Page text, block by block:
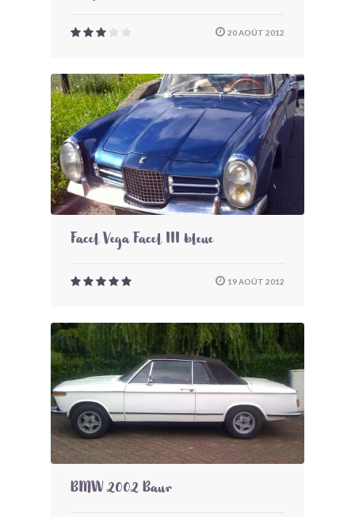
20 AOÛT 2012
Facel Vega Facel III bleue
19 AOÛT 2012
BMW 2002 Baur